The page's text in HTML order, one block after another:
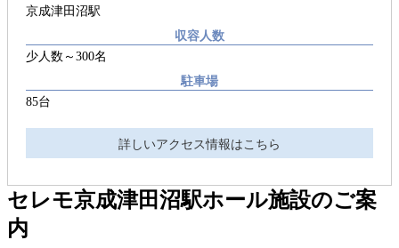
京成津田沼駅
収容人数
少人数～300名
駐車場
85台
詳しいアクセス情報はこちら
セレモ京成津田沼駅ホール施設のご案
内